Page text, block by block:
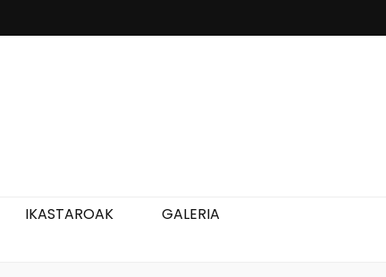
IKASTAROAK
GALERIA